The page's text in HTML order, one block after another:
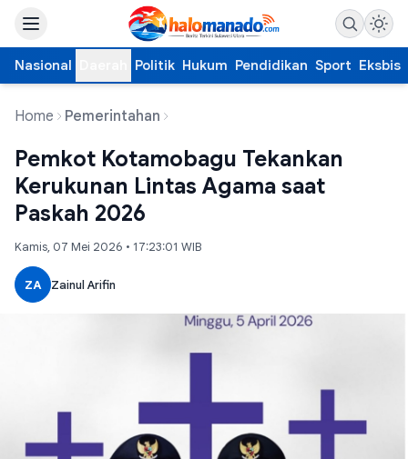
Nasional Politik Hukum Pendidikan Sport Eksbis
Home Pemerintahan
Pemkot Kotamobagu Tekankan
Kerukunan Lintas Agama saat
Paskah 2026
Kamis, 07 Mei 2026 • 17:23:01 WIB
ZA Zainul Arifin